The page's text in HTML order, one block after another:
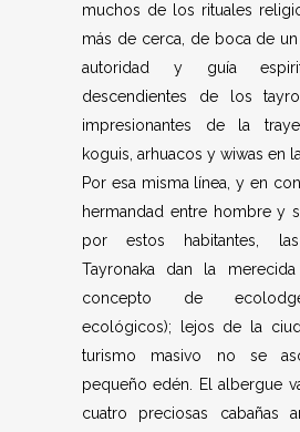
muchos de los rituales
más de cerca, de boca de
autoridad y guía
descendientes de los
impresionantes de la
koguis, arhuacos y wiwas en la
Por esa misma línea, y en
hermandad entre hombre y
por estos habitantes,
Tayronaka dan la merecida
concepto de
ecológicos); lejos de la
turismo masivo no se
pequeño edén. El albergue
cuatro preciosas cabañas